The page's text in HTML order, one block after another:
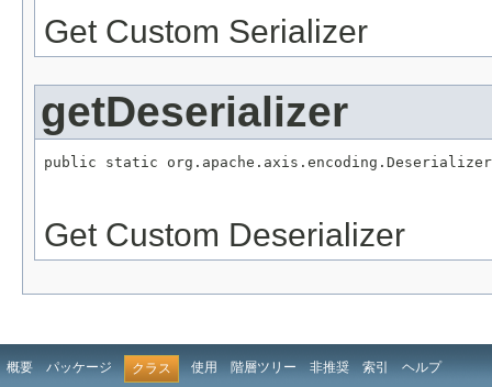
Get Custom Serializer
getDeserializer
public static
Get Custom Deserializer
概要 パッケージ クラス 使用 階層ツリー 非推奨 索引 ヘルプ